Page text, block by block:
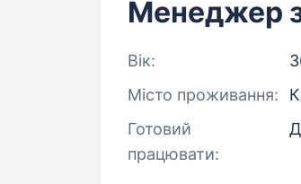
Менеджер
Вік:
Місто проживання:
Готовий
працювати: